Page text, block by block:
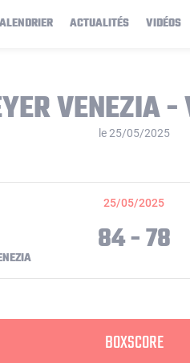
ACTUALITÉS VIDÉOS
VENEZIA -
le 25/05/2025
25/05/2025
84 - 78
BOXSCORE